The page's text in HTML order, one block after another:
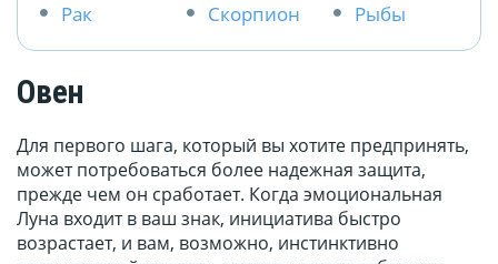
Рак
Скорпион
Рыбы
Овен
Для первого шага, который вы хотите предпринять,
может потребоваться более надежная защита,
прежде чем он сработает. Когда эмоциональная
Луна входит в ваш знак, инициатива быстро
возрастает, и вам, возможно, инстинктивно